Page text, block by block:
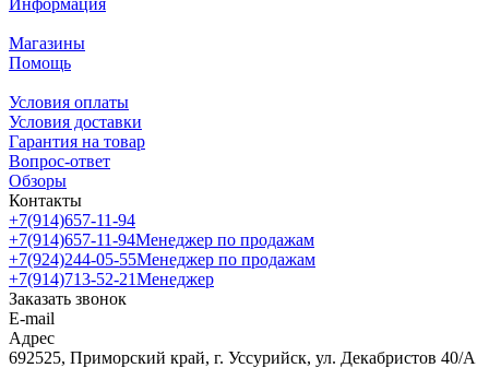
Магазины
Помощь
Условия оплаты
Условия доставки
Гарантия на товар
Вопрос-ответ
Обзоры
Контакты
+7(914)657-11-94
+7(914)657-11-94Менеджер по продажам
+7(924)244-05-55Менеджер по продажам
+7(914)713-52-21Менеджер
Заказать звонок
E-mail
Адрес
692525, Приморский край, г. Уссурийск, ул. Декабристов 40/А